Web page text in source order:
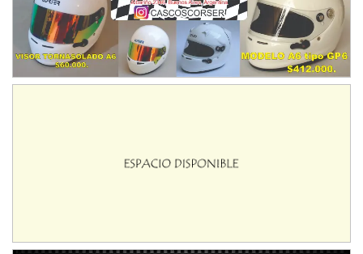
El Cerro (Tierra)
Victoria (Entre Ríos)
PATAGONICO - F6
Moto Club Reginense (Tierra)
SUR SANTAFESINO - F4